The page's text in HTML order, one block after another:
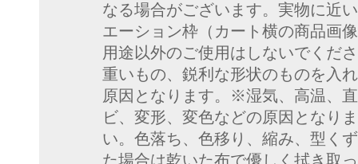
なる場合がございます。実物に近
エーション枠（カート横の商品画
用途以外のご使用はしないでくだ
重いもの、鋭利な形状のものを入
原因となります。※湿気、高温、
ビ、変形、変色などの原因となり
い。色落ち、色移り、縮み、型く
た場合は乾いた布で優しく拭き取